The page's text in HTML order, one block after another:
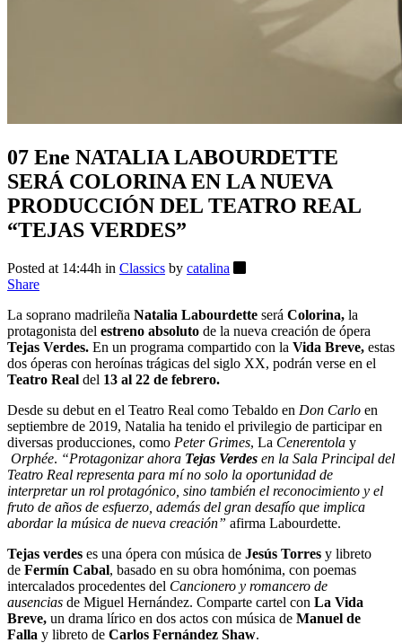
07 Ene NATALIA LABOURDETTE
SERÁ COLORINA EN LA NUEVA
PRODUCCIÓN DEL TEATRO REAL
“TEJAS VERDES”
Posted at 14:44h in Classics by catalina
Share
La soprano madrileña Natalia Labourdette será Colorina, la
protagonista del estreno absoluto de la nueva creación de ópera
Tejas Verdes. En un programa compartido con la Vida Breve, estas
dos óperas con heroínas trágicas del siglo XX, podrán verse en el
Teatro Real del 13 al 22 de febrero.
Desde su debut en el Teatro Real como Tebaldo en Don Carlo en
septiembre de 2019, Natalia ha tenido el privilegio de participar en
diversas producciones, como Peter Grimes, La Cenerentola y
Orphée. “Protagonizar ahora Tejas Verdes en la Sala Principal del
Teatro Real representa para mí no solo la oportunidad de
interpretar un rol protagónico, sino también el reconocimiento y el
fruto de años de esfuerzo, además del gran desafío que implica
abordar la música de nueva creación” afirma Labourdette.
Tejas verdes es una ópera con música de Jesús Torres y libreto
de Fermín Cabal, basado en su obra homónima, con poemas
intercalados procedentes del Cancionero y romancero de
ausencias de Miguel Hernández. Comparte cartel con La Vida
Breve, un drama lírico en dos actos con música de Manuel de
Falla y libreto de Carlos Fernández Shaw.